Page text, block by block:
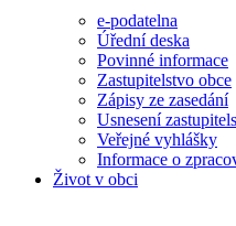
e-podatelna
Úřední deska
Povinné informace
Zastupitelstvo obce
Zápisy ze zasedání
Usnesení
Veřejné vyhlášky
Informace o
Život v obci